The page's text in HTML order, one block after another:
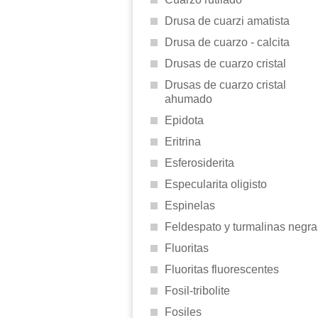
Drusa de cuarzi amatista
Drusa de cuarzo - calcita
Drusas de cuarzo cristal
Drusas de cuarzo cristal
ahumado
Epidota
Eritrina
Esferosiderita
Especularita oligisto
Espinelas
Feldespato y turmalinas
Fluoritas
Fluoritas fluorescentes
Fosil-tribolite
Fosiles